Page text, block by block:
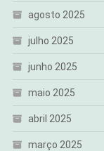
agosto 2025
julho 2025
junho 2025
maio 2025
abril 2025
março 2025